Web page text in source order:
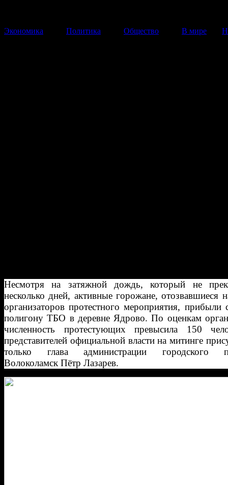
Экономика Политика Общество В мире
Несмотря на затяжной дождь, который не
несколько дней, активные горожане, отозвавшиеся
организаторов протестного мероприятия, прибыли
полигону ТБО в деревне Ядрово. По оценкам
численность протестующих превысила 150
представителей официальной власти на митинге
только глава администрации городского
Волоколамск Пётр Лазарев.